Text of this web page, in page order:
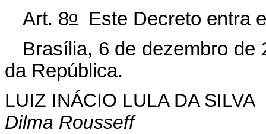
Art. 8o
Este Decreto entra
Brasília, 6 de dezembro de
da República.
LUIZ INÁCIO LULA DA SILVA
Dilma Rousseff